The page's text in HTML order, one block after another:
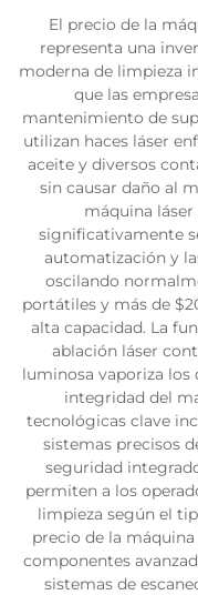
El precio de la
representa una
moderna de limpieza
que las
mantenimiento de
utilizan haces láser
aceite y diversos
sin causar daño al
máquina
significativamente
automatización y
oscilando
portátiles y más de
alta capacidad. La
ablación láser
luminosa vaporiza
integridad del
tecnológicas clave
sistemas precisos
seguridad
permiten a los
limpieza según el
precio de la
componentes
sistemas de